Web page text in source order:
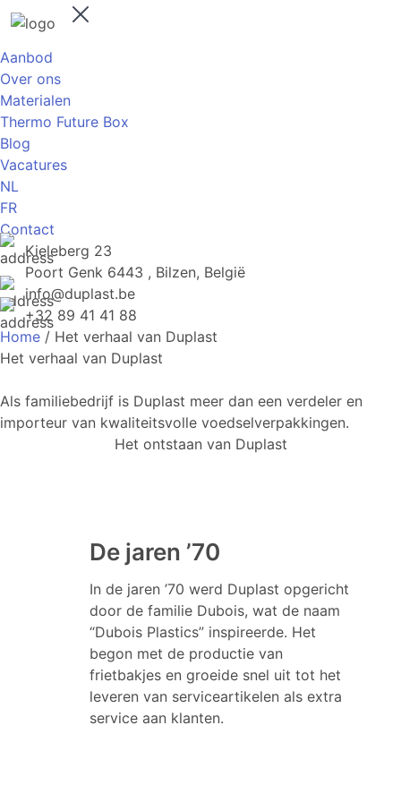
Aanbod
Over ons
Materialen
Thermo Future Box
Blog
Vacatures
NL
FR
Contact
Kieleberg 23
Poort Genk 6443 , Bilzen, België
info@duplast.be
+32 89 41 41 88
Home / Het verhaal van Duplast
Het verhaal van Duplast
Als familiebedrijf is Duplast meer dan een verdeler en
importeur van kwaliteitsvolle voedselverpakkingen.
Het ontstaan van Duplast
De jaren ’70
In de jaren ’70 werd Duplast opgericht
door de familie Dubois, wat de naam
“Dubois Plastics” inspireerde. Het
begon met de productie van
frietbakjes en groeide snel uit tot het
leveren van serviceartikelen als extra
service aan klanten.